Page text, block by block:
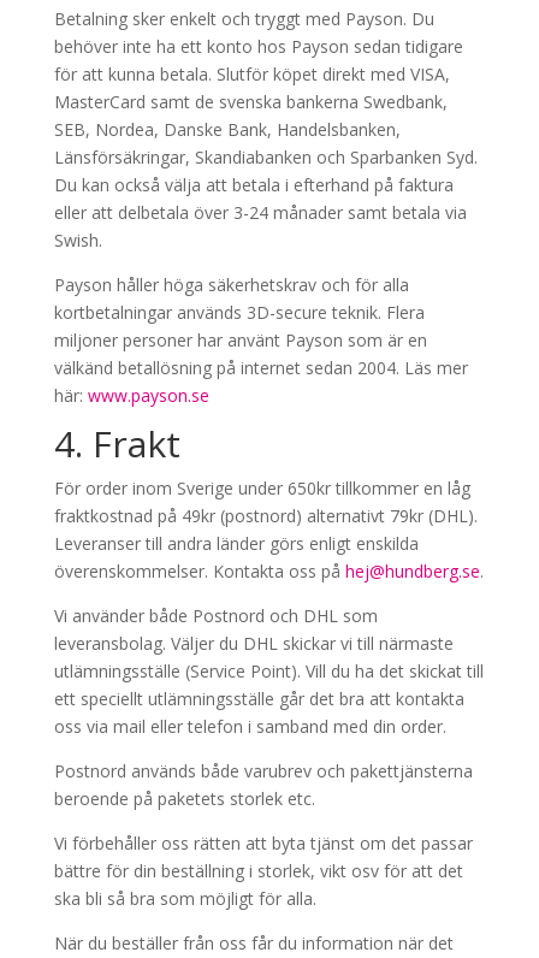
Betalning sker enkelt och tryggt med Payson. Du
behöver inte ha ett konto hos Payson sedan tidigare
för att kunna betala. Slutför köpet direkt med VISA,
MasterCard samt de svenska bankerna Swedbank,
SEB, Nordea, Danske Bank, Handelsbanken,
Länsförsäkringar, Skandiabanken och Sparbanken Syd.
Du kan också välja att betala i efterhand på faktura
eller att delbetala över 3-24 månader samt betala via
Swish.
Payson håller höga säkerhetskrav och för alla
kortbetalningar används 3D-secure teknik. Flera
miljoner personer har använt Payson som är en
välkänd betallösning på internet sedan 2004. Läs mer
här: www.payson.se
4. Frakt
För order inom Sverige under 650kr tillkommer en låg
fraktkostnad på 49kr (postnord) alternativt 79kr (DHL).
Leveranser till andra länder görs enligt enskilda
överenskommelser. Kontakta oss på hej@hundberg.se.
Vi använder både Postnord och DHL som
leveransbolag. Väljer du DHL skickar vi till närmaste
utlämningsställe (Service Point). Vill du ha det skickat till
ett speciellt utlämningsställe går det bra att kontakta
oss via mail eller telefon i samband med din order.
Postnord används både varubrev och pakettjänsterna
beroende på paketets storlek etc.
Vi förbehåller oss rätten att byta tjänst om det passar
bättre för din beställning i storlek, vikt osv för att det
ska bli så bra som möjligt för alla.
När du beställer från oss får du information när det